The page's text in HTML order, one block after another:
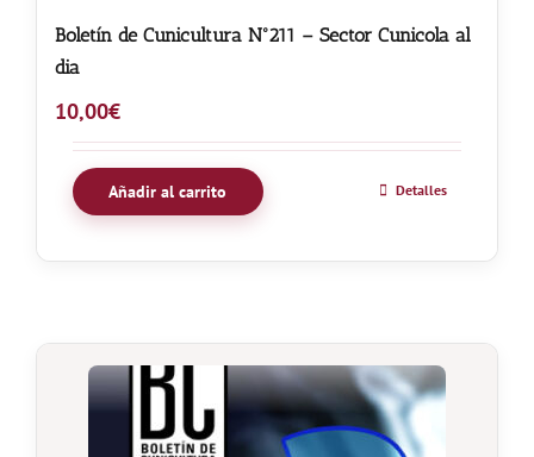
Boletín de Cunicultura Nº211 – Sector Cunicola al
dia
10,00€
Añadir al carrito Detalles